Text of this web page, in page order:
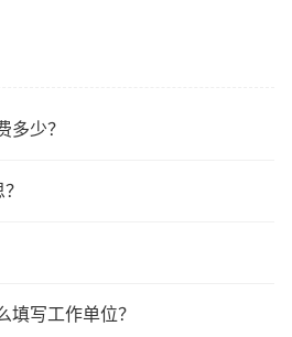
多少？
填写工作单位？